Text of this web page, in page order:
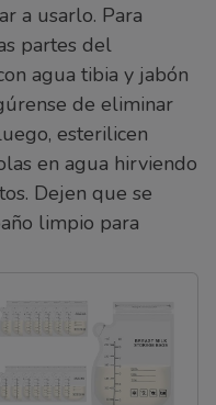
a usarlo. Para
partes del
agua tibia y jabón
de eliminar
esterilicen
en agua hirviendo
Dejen que se
limpio para